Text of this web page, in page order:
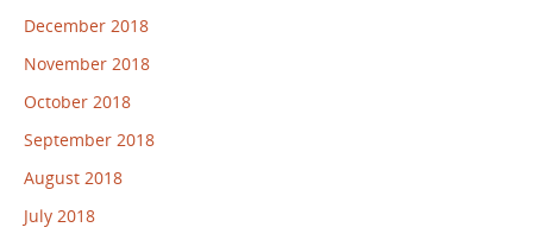
December 2018
November 2018
October 2018
September 2018
August 2018
July 2018